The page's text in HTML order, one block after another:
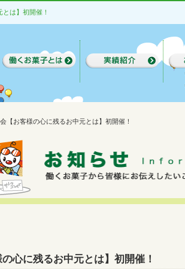
は】初開催！
【お客様の心に残るお中元とは】初開催！
心に残るお中元とは】初開催！